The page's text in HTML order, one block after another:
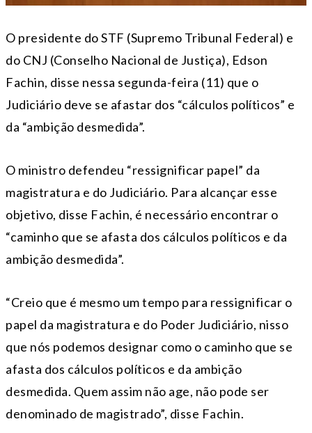
O presidente do STF (Supremo Tribunal Federal) e
do CNJ (Conselho Nacional de Justiça), Edson
Fachin, disse nessa segunda-feira (11) que o
Judiciário deve se afastar dos “cálculos políticos” e
da “ambição desmedida”.
O ministro defendeu “ressignificar papel” da
magistratura e do Judiciário. Para alcançar esse
objetivo, disse Fachin, é necessário encontrar o
“caminho que se afasta dos cálculos políticos e da
ambição desmedida”.
“Creio que é mesmo um tempo para ressignificar o
papel da magistratura e do Poder Judiciário, nisso
que nós podemos designar como o caminho que se
afasta dos cálculos políticos e da ambição
desmedida. Quem assim não age, não pode ser
denominado de magistrado”, disse Fachin.